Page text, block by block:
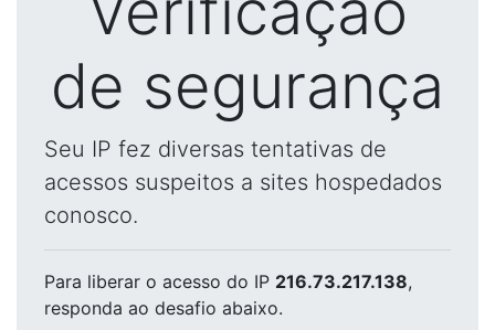
de segurança
Seu IP fez diversas tentativas de
acessos suspeitos a sites hospedados
conosco.
Para liberar o acesso do IP 216.73.217.138,
responda ao desafio abaixo.